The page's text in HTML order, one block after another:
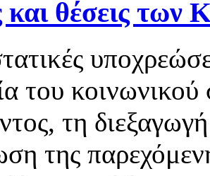
και θέσεις των
του
τη
της